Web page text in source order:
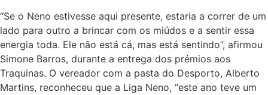
“Se o Neno estivesse aqui presente, estaria a correr de um
lado para outro a brincar com os miúdos e a sentir essa
energia toda. Ele não está cá, mas está sentindo”, afirmou
Simone Barros, durante a entrega dos prémios aos
Traquinas. O vereador com a pasta do Desporto, Alberto
Martins, reconheceu que a Liga Neno, “este ano teve um